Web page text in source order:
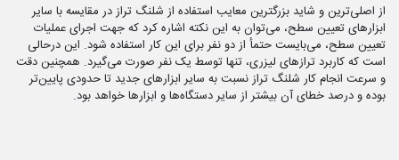
از اصلی‌ترین و شاید بزرگترین معایب استفاده از شلنگ تراز در مقایسه با سایر
ابزارهای تعیین سطح، می‌توان به این نکته اشاره کرد که جهت اجرای عملیات
تعیین سطح، می‌بایست حتمأ از دو نفر برای این کار استفاده شود. این درحالی
است که کاربرد ترازهای لیزری، تنها توسط یک نفر صورت می‌گیرد. همچنین دقت
و سرعت انجام کار شلنگ تراز نسبت به سایر ابزارهای جدید تا حدودی پایین‌تر
بوده و درصد خطای آن بیشتر از سایر دستگاه‌ها و ابزارها خواهد بود.